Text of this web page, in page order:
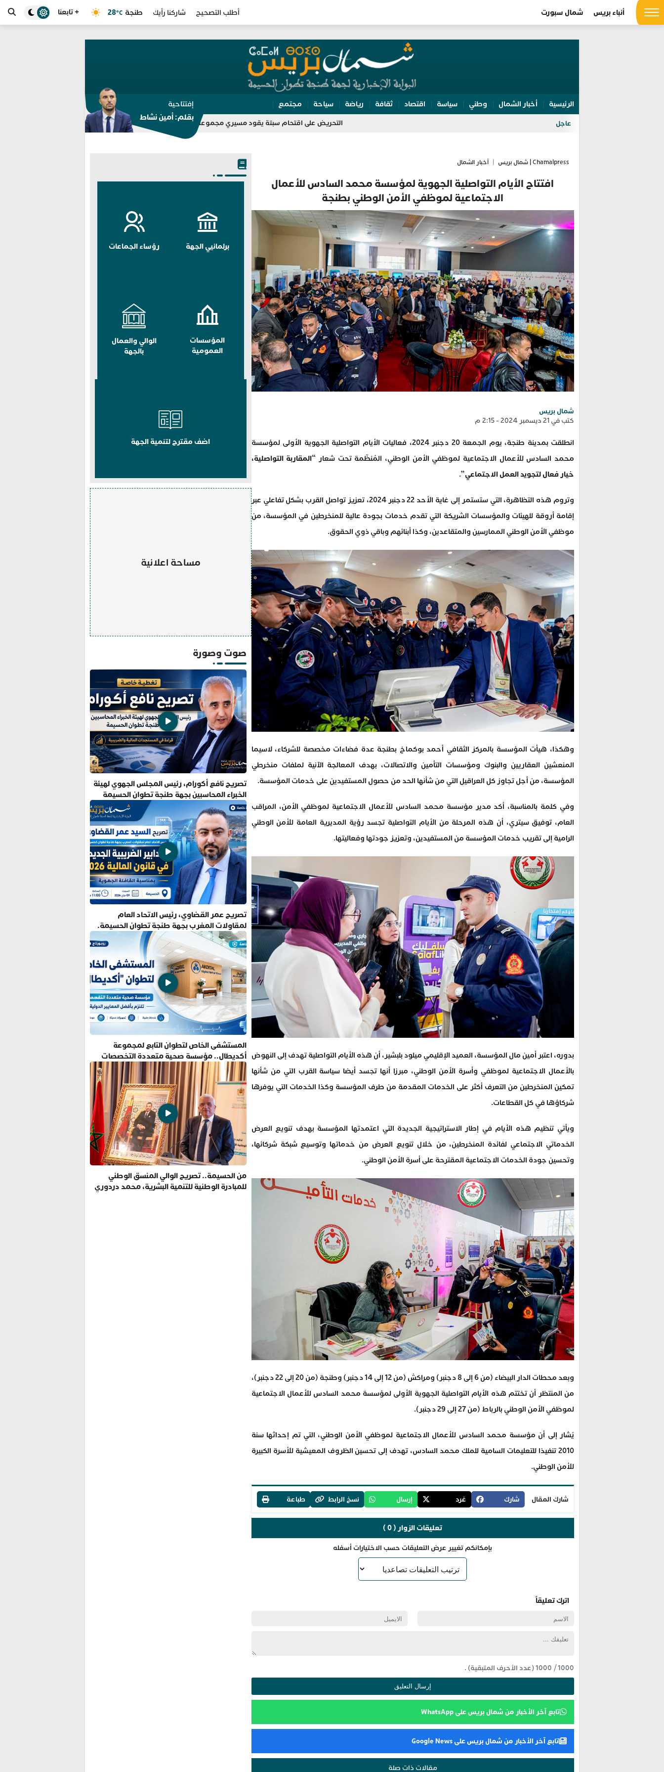
أنباء بريس شمال سبورت أطلب التصحيح شاركنا رأيك طنجة 28 °C + تابعنا
الرئيسية أخبار الشمال وطني سياسة اقتصاد ثقافة رياضة سياحة مجتمع
عاجل انطلاق خدمة “سيارة أمان” و “مدار ” التحريض على اقتحام سبتة يقود مسيري مجموعة “واتساب” للتوقيف بالفنيدق وتطوان
إفتتاحية
بقلم: أمين نشاط
Chamalpress | شمال بريس أخبار الشمال
افتتاح الأيام التواصلية الجهوية لمؤسسة محمد السادس للأعمال
الاجتماعية لموظفي الأمن الوطني بطنجة
شمال بريس
كتب في 21 ديسمبر 2024 - 2:15 م
انطلقت بمدينة طنجة، يوم الجمعة 20 دجنبر 2024، فعاليات الأيام التواصلية الجهوية الأولى لمؤسسة
محمد السادس للأعمال الاجتماعية لموظفي الأمن الوطني، المُنظّمة تحت شعار “المقاربة التواصلية،
خيار فعال لتجويد العمل الاجتماعي”.
وتروم هذه التظاهرة، التي ستستمر إلى غاية الأحد 22 دجنبر 2024، تعزيز تواصل القرب بشكل تفاعلي عبر
إقامة أروقة للهيئات والمؤسسات الشريكة التي تقدم خدمات بجودة عالية للمنخرطين في المؤسسة، من
موظفي الأمن الوطني الممارسين والمتقاعدين، وكذا أبنائهم وباقي ذوي الحقوق.
وهكذا، هيأت المؤسسة بالمركز الثقافي أحمد بوكماخ بطنجة عدة فضاءات مخصصة للشركاء، لاسيما
المنعشين العقاريين والبنوك ومؤسسات التأمين والاتصالات، بهدف المعالجة الآنية لملفات منخرطي
المؤسسة، من أجل تجاوز كل العراقيل التي من شأنها الحد من حصول المستفيدين على خدمات المؤسسة.
وفي كلمة بالمناسبة، أكد مدير مؤسسة محمد السادس للأعمال الاجتماعية لموظفي الأمن، المراقب
العام، توفيق سيتري، أن هذه المرحلة من الأيام التواصلية تجسد رؤية المديرية العامة للأمن الوطني
الرامية إلى تقريب خدمات المؤسسة من المستفيدين، وتعزيز جودتها وفعاليتها.
بدوره، اعتبر أمين مال المؤسسة، العميد الإقليمي ميلود بلبشير، أن هذه الأيام التواصلية تهدف إلى النهوض
بالأعمال الاجتماعية لموظفي وأسرة الأمن الوطني، مبرزا أنها تجسد أيضا سياسة القرب التي من شأنها
تمكين المنخرطين من التعرف أكثر على الخدمات المقدمة من طرف المؤسسة وكذا الخدمات التي يوفرها
شركاؤها في كل القطاعات.
ويأتي تنظيم هذه الأيام في إطار الاستراتيجية الجديدة التي اعتمدتها المؤسسة بهدف تنويع العرض
الخدماتي الاجتماعي لفائدة المنخرطين، من خلال تنويع العرض من خدماتها وتوسيع شبكة شركائها،
وتحسين جودة الخدمات الاجتماعية المقترحة على أسرة الأمن الوطني.
وبعد محطات الدار البيضاء (من 6 إلى 8 دجنبر) ومراكش (من 12 إلى 14 دجنبر) وطنجة (من 20 إلى 22 دجنبر)،
من المنتظر أن تختتم هذه الأيام التواصلية الجهوية الأولى لمؤسسة محمد السادس للأعمال الاجتماعية
لموظفي الأمن الوطني بالرباط (من 27 إلى 29 دجنبر).
يُشار إلى أن مؤسسة محمد السادس للأعمال الاجتماعية لموظفي الأمن الوطني، التي تم إحداثها سنة
2010 تنفيذا للتعليمات السامية للملك محمد السادس، تهدف إلى تحسين الظروف المعيشية للأسرة الكبيرة
للأمن الوطني.
شارك المقال شارك غرد إرسال نسخ الرابط طباعة
تعليقات الزوار ( 0 )
بإمكانكم تغيير عرض التعليقات حسب الاختيارات أسفله
اترك تعليقاً
1000
/
1000(عدد الأحرف المتبقية) .
تابع آخر الأخبار من شمال بريس على WhatsApp
تابع آخر الأخبار من شمال بريس على Google News
مقالات ذات صلة
برلمانيي الجهة رؤساء الجماعات
المؤسسات
العمومية
الوالي والعمال
بالجهة
اضف مقترح لتنمية الجهة
مساحة اعلانية
صوت وصورة
تصريح نافع أكورام، رئيس المجلس الجهوي لهيئة
الخبراء المحاسبين بجهة طنجة تطوان الحسيمة
تصريح عمر القضاوي، رئيس الاتحاد العام
لمقاولات المغرب بجهة طنجة تطوان الحسيمة.
المستشفى الخاص لتطوان التابع لمجموعة
أكديطال.. مؤسسة صحية متعددة التخصصات
تلتزم بأفضل المعايير الدولية
من الحسيمة.. تصريح الوالي المنسق الوطني
للمبادرة الوطنية للتنمية البشرية، محمد دردوري